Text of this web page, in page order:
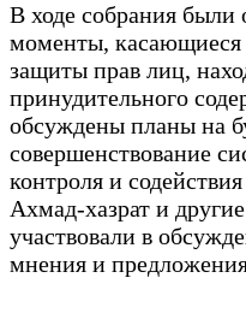
В ходе собрания
моменты, касающиеся
защиты прав лиц,
принудительного
обсуждены планы на
совершенствование
контроля и
Ахмад-хазрат и
участвовали в
мнения и